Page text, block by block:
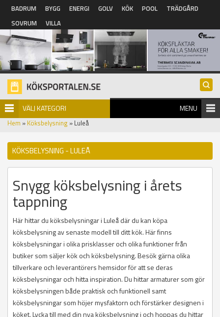
Hoppa till huvudinnehåll
BADRUM BYGG ENERGI GOLV KÖK POOL
TRÄDGÅRD
SOVRUM
VILLA
VÄLJ KATEGORI MENU
Hem » Köksbelysning » Luleå
KÖKSBELYSNING - LULEÅ
Snygg köksbelysning i årets
tappning
Här hittar du köksbelysningar i Luleå där du kan köpa
köksbelysning av senaste modell till ditt kök. Här finns
köksbelysningar i olika prisklasser och olika funktioner från
butiker som säljer kök och köksbelysning. Besök gärna olika
tillverkare och leverantörers hemsidor för att se deras
köksbelysningar och hitta inspiration. Du hittar armaturer som gör
köksbelysningen både praktisk och funktionell samt
köksbelysningar som höjer mysfaktorn och förstärker designen i
köket. Lycka till med din nya köksbelysning i och hoppas du hittar